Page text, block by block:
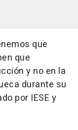
que
que
y no en la
durante su
por IESE y